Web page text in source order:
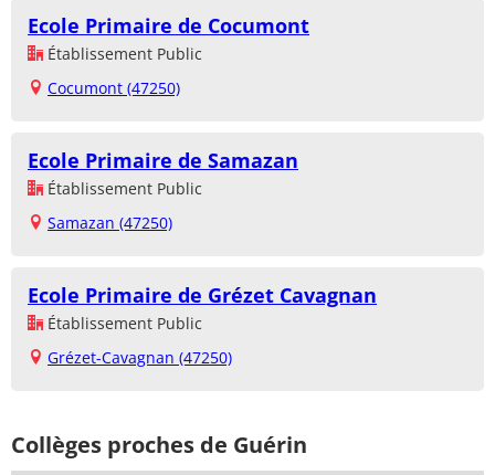
Ecole Primaire de Cocumont
Établissement Public
Cocumont (47250)
Ecole Primaire de Samazan
Établissement Public
Samazan (47250)
Ecole Primaire de Grézet Cavagnan
Établissement Public
Grézet-Cavagnan (47250)
Collèges proches de Guérin